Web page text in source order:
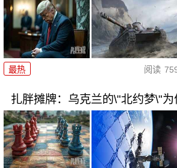
最热 阅读
扎胖摊牌：乌克兰的\"北约梦\"为